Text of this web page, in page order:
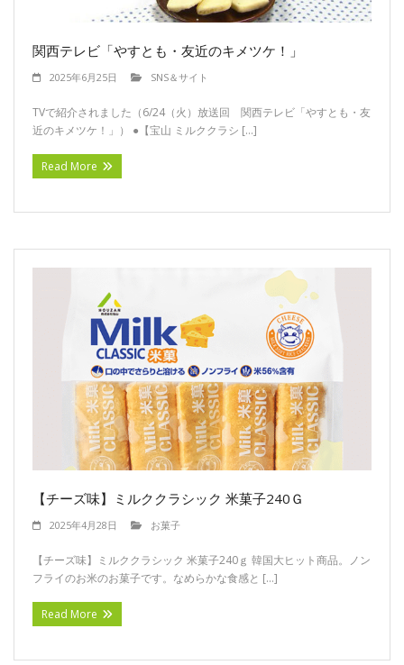
関西テレビ「やすとも・友近のキメツケ！」
2025年6月25日 SNS＆サイト
TVで紹介されました（6/24（火）放送回 関西テレビ「やすとも・友
近のキメツケ！」） ●【宝山 ミルククラシ […]
Read More
【チーズ味】ミルククラシック 米菓子240Ｇ
2025年4月28日 お菓子
【チーズ味】ミルククラシック 米菓子240ｇ 韓国大ヒット商品。ノン
フライのお米のお菓子です。なめらかな食感と […]
Read More